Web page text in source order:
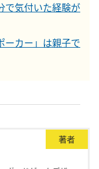
で気付いた経験が
ーカー」は親子で
著者